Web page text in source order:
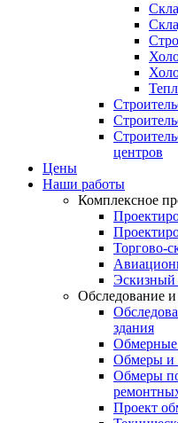
центров
Цены
Наши работы
Комплексное
Торгово-
Эскизный
Обследование
здания
Обмерные
Обмеры и
Обмеры
Проект